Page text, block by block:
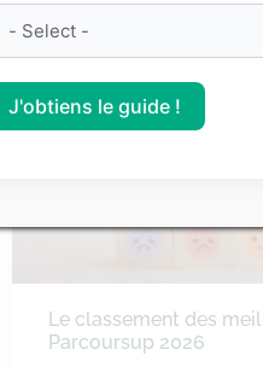
Le classement des
Parcoursup 2026
J'obtiens le guide !